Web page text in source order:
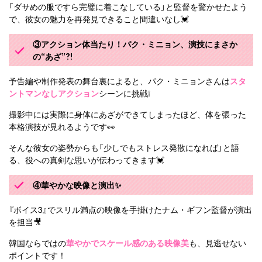
「ダサめの服ですら完璧に着こなしている」と監督を驚かせたよう
で、彼女の魅力を再発見できること間違いなし💓
③アクション体当たり！パク・ミニョン、演技にまさか
の“あざ”⁈
予告編や制作発表の舞台裏によると、パク・ミニョンさんはスタ
ントマンなしアクションシーンに挑戦❕
撮影中には実際に身体にあざができてしまったほど、体を張った
本格演技が見れるようです👀
そんな彼女の姿勢からも「少しでもストレス発散になれば」と語
る、役への真剣な思いが伝わってきます💓
④華やかな映像と演出✨
『ボイス3』でスリル満点の映像を手掛けたナム・ギフン監督が演出
を担当🎥
韓国ならではの華やかでスケール感のある映像美も、見逃せない
ポイントです！